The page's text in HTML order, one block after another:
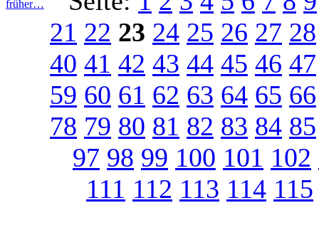
früher…
21 22 23 24 25 26 27 28
40 41 42 43 44 45 46 47
59 60 61 62 63 64 65 66
78 79 80 81 82 83 84 85
97 98 99 100 101 102
111 112 113 114 115